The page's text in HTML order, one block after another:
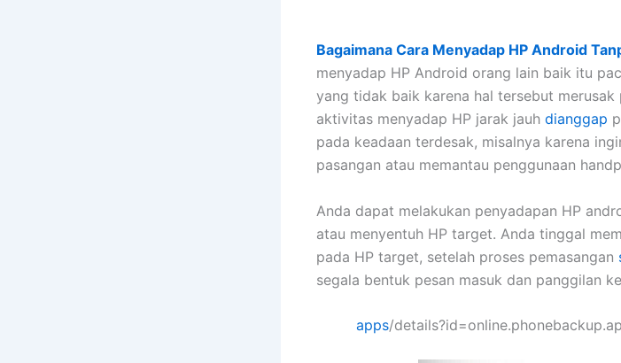
Bagaimana Cara Menyadap HP Android
menyadap HP Android orang lain baik itu
yang tidak baik karena hal tersebut
aktivitas menyadap HP jarak jauh dianggap
pada keadaan terdesak, misalnya karena
pasangan atau memantau penggunaan
Anda dapat melakukan penyadapan HP
atau menyentuh HP target. Anda tinggal
pada HP target, setelah proses pemasangan
segala bentuk pesan masuk dan panggilan
apps/